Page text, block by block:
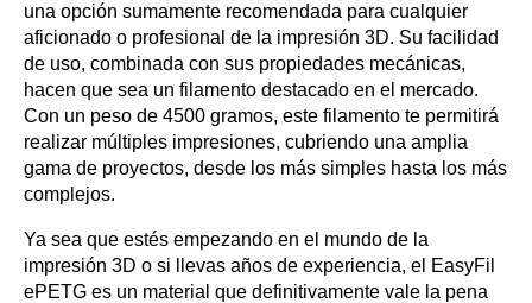
una opción sumamente recomendada para cualquier
aficionado o profesional de la impresión 3D. Su facilidad
de uso, combinada con sus propiedades mecánicas,
hacen que sea un filamento destacado en el mercado.
Con un peso de 4500 gramos, este filamento te permitirá
realizar múltiples impresiones, cubriendo una amplia
gama de proyectos, desde los más simples hasta los más
complejos.
Ya sea que estés empezando en el mundo de la
impresión 3D o si llevas años de experiencia, el EasyFil
ePETG es un material que definitivamente vale la pena